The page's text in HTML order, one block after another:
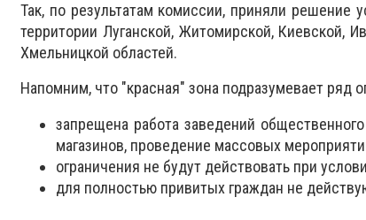
Так, по результатам комиссии, приняли решение
территории Луганской, Житомирской, Киевской,
Хмельницкой областей.
Напомним, что "красная" зона подразумевает ряд
запрещена работа заведений
магазинов, проведение массовых
ограничения не будут действовать при
для полностью привитых граждан не